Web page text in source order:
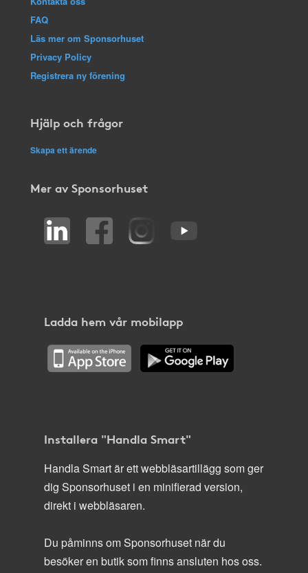
FAQ
Läs mer om Sponsorhuset
Privacy Policy
Registrera ny förening
Hjälp och frågor
Skapa ett ärende
Mer av Sponsorhuset
Ladda hem vår mobilapp
Installera "Handla Smart"
Handla Smart är ett webbläsartillägg som ger
dig Sponsorhuset i en minifierad version,
direkt i webbläsaren.
Du påminns om Sponsorhuset när du
besöker en butik som finns ansluten hos oss.